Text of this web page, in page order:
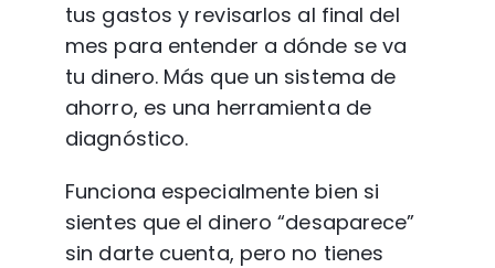
tus gastos y revisarlos al final del
mes para entender a dónde se va
tu dinero. Más que un sistema de
ahorro, es una herramienta de
diagnóstico.
Funciona especialmente bien si
sientes que el dinero “desaparece”
sin darte cuenta, pero no tienes